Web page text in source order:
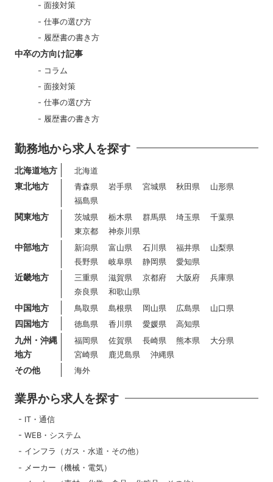
面接対策
仕事の選び方
履歴書の書き方
中卒の方向け記事
コラム
面接対策
仕事の選び方
履歴書の書き方
勤務地から求人を探す
北海道地方 北海道
東北地方 青森県 岩手県 宮城県 秋田県
山形県
福島県
関東地方 茨城県 栃木県 群馬県 埼玉県
千葉県
東京都
神奈川県
中部地方 新潟県 富山県 石川県 福井県
山梨県
長野県
岐阜県 静岡県 愛知県
近畿地方 三重県 滋賀県 京都府 大阪府
兵庫県
奈良県
和歌山県
中国地方 鳥取県 島根県 岡山県 広島県 山口県
四国地方 徳島県 香川県 愛媛県 高知県
九州・沖縄
地方
福岡県 佐賀県 長崎県 熊本県
大分県
宮崎県
鹿児島県 沖縄県
その他 海外
業界から求人を探す
IT・通信
WEB・システム
インフラ（ガス・水道・その他）
メーカー（機械・電気）